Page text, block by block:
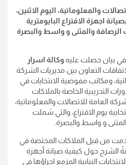
والمعلوماتية، اليوم الاثنين،
اجهزة الاقتراع البايومترية
الرصافة والمثنى و واسط والبصرة
بيان حصلت عليهوكالة اسرار
لإتفاقات التعاون بين مديريات الشركة
ومكاتب مفوضية الانتخابات في
التدريبية الخاصة بالملاكات
العامة للاتصالات والمعلوماتية،
يوم الاقتراع، والتي شملت
و واسط والبصرة.
من قبل الملاكات المختصة في
الشرح حول كيفية صيانة أجهزة
النيابية المزمع اجراؤها في